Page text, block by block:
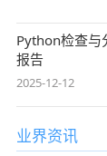
Python检查与
报告
2025-12-12
业界资讯